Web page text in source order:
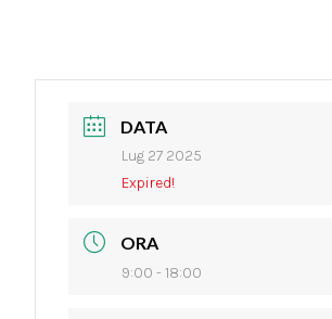
DATA
Lug 27 2025
Expired!
ORA
9:00 - 18:00